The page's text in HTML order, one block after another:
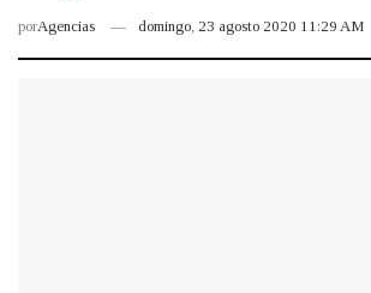
porAgencias domingo, 23 agosto 2020 11:29 AM